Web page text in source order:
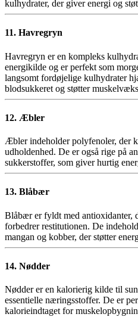
kulhydrater, der giver energi og
11. Havregryn
Havregryn er en kompleks
energikilde og er perfekt som
langsomt fordøjelige kulhydrater
blodsukkeret og støtter
12. Æbler
Æbler indeholder polyfenoler, der
udholdenhed. De er også rige på
sukkerstoffer, som giver hurtig
13. Blåbær
Blåbær er fyldt med antioxidanter,
forbedrer restitutionen. De
mangan og kobber, der støtter
14. Nødder
Nødder er en kalorierig kilde til
essentielle næringsstoffer. De er
kalorieindtaget for